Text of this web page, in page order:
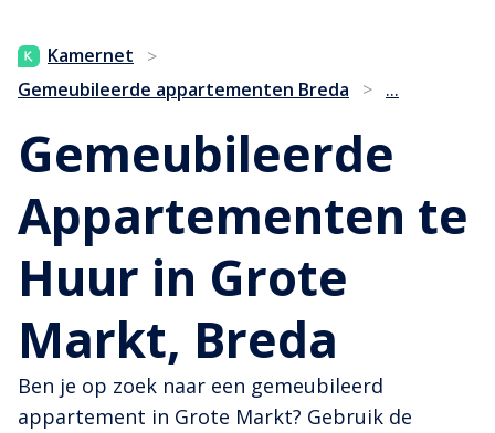
Kamernet
>
Gemeubileerde appartementen Breda
> ...
Gemeubileerde
Appartementen te
Huur in Grote
Markt, Breda
Ben je op zoek naar een gemeubileerd
appartement in Grote Markt? Gebruik de